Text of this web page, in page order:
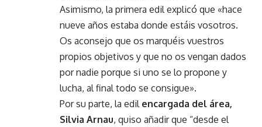
Asimismo, la primera edil explicó que «hace
nueve años estaba donde estáis vosotros.
Os aconsejo que os marquéis vuestros
propios objetivos y que no os vengan dados
por nadie porque si uno se lo propone y
lucha, al final todo se consigue».
Por su parte, la edil encargada del área,
Silvia Arnau, quiso añadir que “desde el